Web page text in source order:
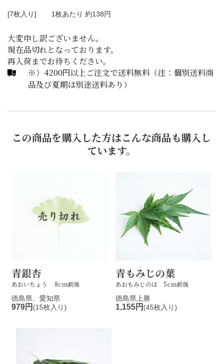
[7枚入り] 1枚あたり 約138円
大変申し訳ございません。
現在品切れとなっております。
再入荷までお待ちください。
※）4200円以上ご注文で送料無料（注：個別送料商
品及び夏期は別途送料あり）
この商品を購入した方はこんな商品も購入し
ています。
青銀杏
あおいちょう 8cm前後
徳島県、愛知県
979円 (15枚入り)
青もみじの葉
あおもみじのは 5cm前後
徳島県上勝
1,155円 (45枚入り)